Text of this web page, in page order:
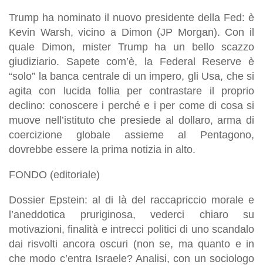
Trump ha nominato il nuovo presidente della Fed: è
Kevin Warsh, vicino a Dimon (JP Morgan). Con il
quale Dimon, mister Trump ha un bello scazzo
giudiziario. Sapete com’è, la Federal Reserve è
“solo” la banca centrale di un impero, gli Usa, che si
agita con lucida follia per contrastare il proprio
declino: conoscere i perché e i per come di cosa si
muove nell’istituto che presiede al dollaro, arma di
coercizione globale assieme al Pentagono,
dovrebbe essere la prima notizia in alto.
FONDO (editoriale)
Dossier Epstein: al di là del raccapriccio morale e
l’aneddotica pruriginosa, vederci chiaro su
motivazioni, finalità e intrecci politici di uno scandalo
dai risvolti ancora oscuri (non se, ma quanto e in
che modo c’entra Israele? Analisi, con un sociologo